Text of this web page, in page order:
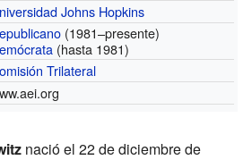
Johns Hopkins
(1981–presente)
(hasta 1981)
Trilateral
nació el 22 de diciembre de